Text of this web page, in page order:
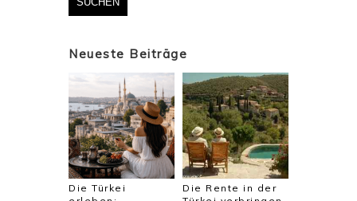
Neueste Beiträge
Die Türkei
Die Rente in der